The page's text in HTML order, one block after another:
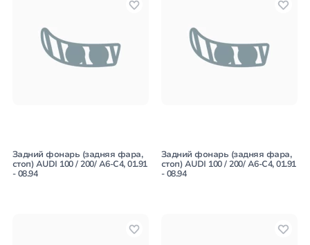
Задний фонарь (задняя фара,
стоп) AUDI 100 / 200/ A6-C4, 01.91
- 08.94
Задний фонарь (задняя фара,
стоп) AUDI 100 / 200/ A6-C4, 01.91
- 08.94